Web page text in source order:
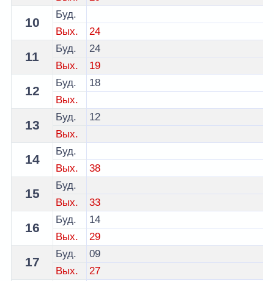
10
Буд.
Вых.
24
11
Буд.
24
Вых.
19
12
Буд.
18
Вых.
13
Буд.
12
Вых.
14
Буд.
Вых.
38
15
Буд.
Вых.
33
16
Буд.
14
Вых.
29
17
Буд.
09
Вых.
27